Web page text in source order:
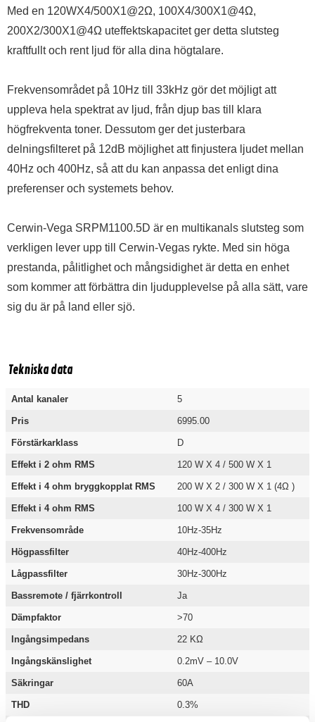
Med en 120WX4/500X1@2Ω, 100X4/300X1@4Ω,
200X2/300X1@4Ω uteffektskapacitet ger detta slutsteg
kraftfullt och rent ljud för alla dina högtalare.
Frekvensområdet på 10Hz till 33kHz gör det möjligt att
uppleva hela spektrat av ljud, från djup bas till klara
högfrekventa toner. Dessutom ger det justerbara
delningsfilteret på 12dB möjlighet att finjustera ljudet mellan
40Hz och 400Hz, så att du kan anpassa det enligt dina
preferenser och systemets behov.
Cerwin-Vega SRPM1100.5D är en multikanals slutsteg som
verkligen lever upp till Cerwin-Vegas rykte. Med sin höga
prestanda, pålitlighet och mångsidighet är detta en enhet
som kommer att förbättra din ljudupplevelse på alla sätt, vare
sig du är på land eller sjö.
Tekniska data
Antal kanaler 5
Pris 6995.00
Förstärkarklass D
Effekt i 2 ohm RMS 120 W X 4 / 500 W X 1
Effekt i 4 ohm bryggkopplat RMS 200 W X 2 / 300 W X 1 (4Ω )
Effekt i 4 ohm RMS 100 W X 4 / 300 W X 1
Frekvensområde 10Hz-35Hz
Högpassfilter 40Hz-400Hz
Lågpassfilter 30Hz-300Hz
Bassremote / fjärrkontroll Ja
Dämpfaktor >70
Ingångsimpedans 22 KΩ
Ingångskänslighet 0.2mV – 10.0V
Säkringar 60A
THD 0.3%